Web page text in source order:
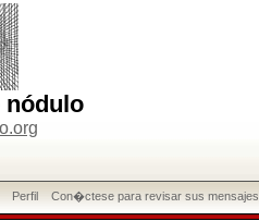
nódulo
Perfil Con�ctese para revisar sus mensajes